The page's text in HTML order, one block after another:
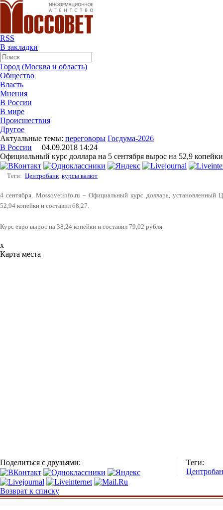
RSS
В закладки
Город (Москва и область)
Общество
Власть
Мнения
В России
В мире
Происшествия
Другое
Актуальные темы: переговоры Госдума-2026
В России 04.09.2018 14:24
Официальный курс доллара на 5 сентября вырос на 52,9 копейки
Теги: Центробанк курсы валют
4 сентября. Mossovetinfo.ru – Официальный курс доллара, установленный
52,94 копейки и составил 68,27.
Курс евро вырос на 38,24 копейки и составил 79,02 рубля.
x
Карта места
Поделиться с друзьями:
Теги:
Возврат к списку